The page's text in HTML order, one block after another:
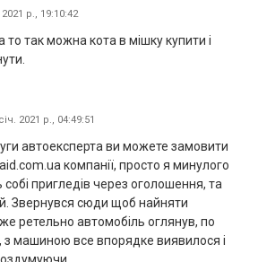
2021 р., 19:10:42
то так можна кота в мішку купити і
2021 р., 04:49:51
автоексперта ви можете замовити
компанії, просто я минулого
собі пригледів через оголошення, та
Звернувся сюди щоб найняти
ретельно автомобіль оглянув, по
з машиною все впорядке виявилося і